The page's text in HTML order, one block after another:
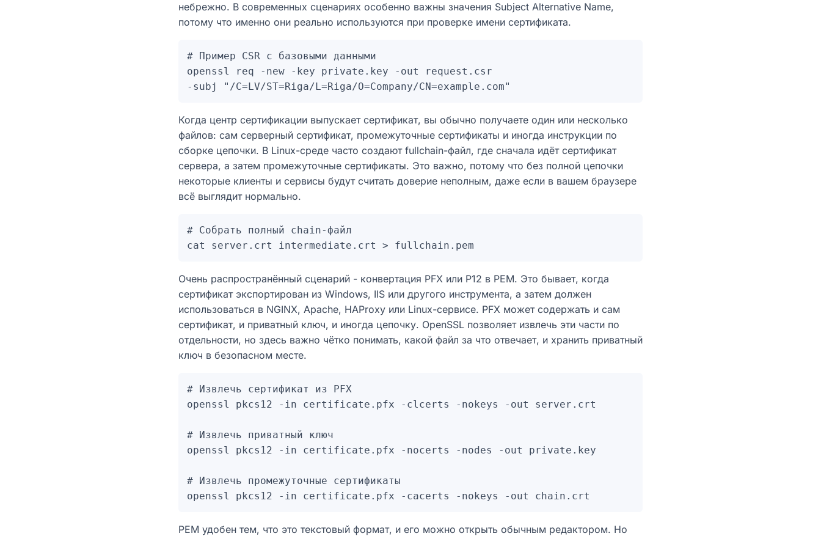
небрежно. В современных сценариях особенно важны значения Subject Alternative Name,
потому что именно они реально используются при проверке имени сертификата.
# Пример CSR с базовыми данными
openssl req -new -key private.key -out request.csr
Когда центр сертификации выпускает сертификат, вы обычно получаете один или несколько
файлов: сам серверный сертификат, промежуточные сертификаты и иногда инструкции по
сборке цепочки. В Linux-среде часто создают fullchain-файл, где сначала идёт сертификат
сервера, а затем промежуточные сертификаты. Это важно, потому что без полной цепочки
некоторые клиенты и сервисы будут считать доверие неполным, даже если в вашем браузере
всё выглядит нормально.
# Собрать полный chain-файл
Очень распространённый сценарий - конвертация PFX или P12 в PEM. Это бывает, когда
сертификат экспортирован из Windows, IIS или другого инструмента, а затем должен
использоваться в NGINX, Apache, HAProxy или Linux-сервисе. PFX может содержать и сам
сертификат, и приватный ключ, и иногда цепочку. OpenSSL позволяет извлечь эти части по
отдельности, но здесь важно чётко понимать, какой файл за что отвечает, и хранить приватный
ключ в безопасном месте.
# Извлечь сертификат из PFX
openssl pkcs12 -in certificate.pfx -clcerts -nokeys -out server.crt
# Извлечь приватный ключ
openssl pkcs12 -in certificate.pfx -nocerts -nodes -out private.key
# Извлечь промежуточные сертификаты
PEM удобен тем, что это текстовый формат, и его можно открыть обычным редактором. Но